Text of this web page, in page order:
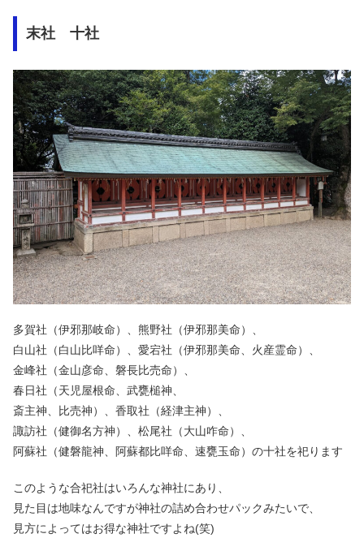
末社 十社
多賀社（伊邪那岐命）、熊野社（伊邪那美命）、
白山社（白山比咩命）、愛宕社（伊邪那美命、火産霊命）、
金峰社（金山彦命、磐長比売命）、
春日社（天児屋根命、武甕槌神、
斎主神、比売神）、香取社（経津主神）、
諏訪社（健御名方神）、松尾社（大山咋命）、
阿蘇社（健磐龍神、阿蘇都比咩命、速甕玉命）の十社を祀ります
このような合祀社はいろんな神社にあり、
見た目は地味なんですが神社の詰め合わせパックみたいで、
見方によってはお得な神社ですよね(笑)